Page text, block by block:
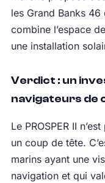
les Grand Banks
combine l’espace
une installation
Verdict : un
navigateurs de
Le PROSPER II
un coup de tête.
marins ayant une
navigation et qui